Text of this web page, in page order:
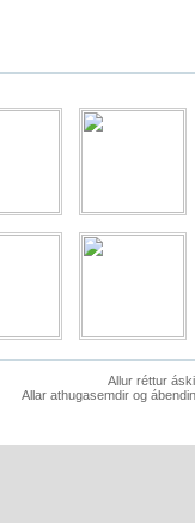
Allur réttur
Allar athugasemdir og